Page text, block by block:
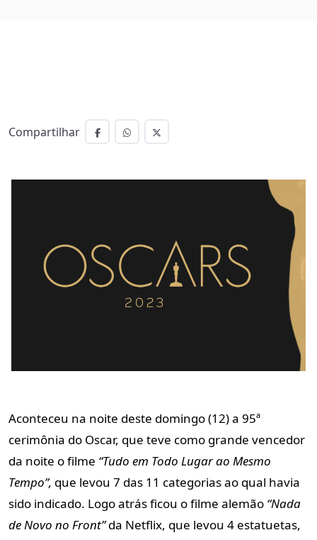
Compartilhar
Aconteceu na noite deste domingo (12) a 95ª
cerimônia do Oscar, que teve como grande vencedor
da noite o filme “Tudo em Todo Lugar ao Mesmo
Tempo”, que levou 7 das 11 categorias ao qual havia
sido indicado. Logo atrás ficou o filme alemão “Nada
de Novo no Front”da Netflix, que levou 4 estatuetas,